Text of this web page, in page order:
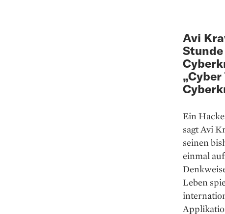
Avi
Ein
sagt Avi
seinen
einmal
Leben